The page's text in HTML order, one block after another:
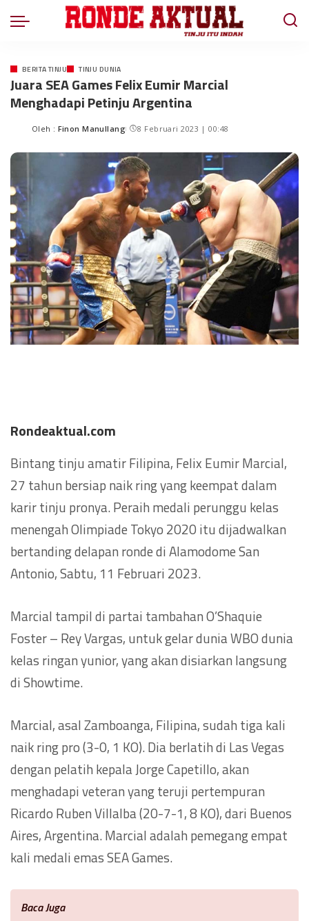
BERITA TINJU TINJU DUNIA
Juara SEA Games Felix Eumir Marcial
Menghadapi Petinju Argentina
Oleh : Finon Manullang 8 Februari 2023 | 00:48
Rondeaktual.com
Bintang tinju amatir Filipina, Felix Eumir Marcial,
27 tahun bersiap naik ring yang keempat dalam
karir tinju pronya. Peraih medali perunggu kelas
menengah Olimpiade Tokyo 2020 itu dijadwalkan
bertanding delapan ronde di Alamodome San
Antonio, Sabtu, 11 Februari 2023.
Marcial tampil di partai tambahan O’Shaquie
Foster – Rey Vargas, untuk gelar dunia WBO dunia
kelas ringan yunior, yang akan disiarkan langsung
di Showtime.
Marcial, asal Zamboanga, Filipina, sudah tiga kali
naik ring pro (3-0, 1 KO). Dia berlatih di Las Vegas
dengan pelatih kepala Jorge Capetillo, akan
menghadapi veteran yang teruji pertempuran
Ricardo Ruben Villalba (20-7-1, 8 KO), dari Buenos
Aires, Argentina. Marcial adalah pemegang empat
kali medali emas SEA Games.
Baca Juga